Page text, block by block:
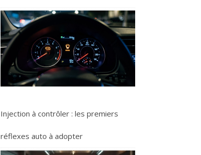
Injection à contrôler : les premiers
réflexes auto à adopter